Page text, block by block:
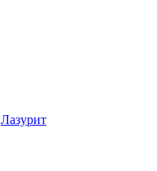
Лазурит